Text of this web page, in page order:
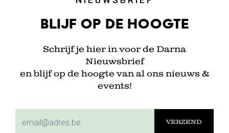
Blijf op de hoogte
Schrijf je hier in voor de Darna
Nieuwsbrief
en blijf op de hoogte van al ons nieuws &
events!